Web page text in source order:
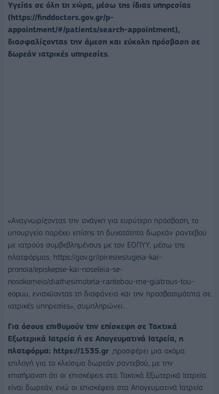
Υγείας σε όλη τη χώρα, μέσω της ίδιας υπηρεσίας
(https://finddoctors.gov.gr/p-
appointment/#/patients/search-appointment),
διασφαλίζοντας την άμεση και εύκολη πρόσβαση σε
δωρεάν ιατρικές υπηρεσίες.
«Αναγνωρίζοντας την ανάγκη για ευρύτερη πρόσβαση, το
υπουργείο παρέχει επίσης τη δυνατότητα δωρεάν ραντεβού
με ιατρούς συμβεβλημένους με τον ΕΟΠΥΥ, μέσω της
πλατφόρμας: https://gov.gr/ipiresies/ugeia-kai-
pronoia/episkepse-kai-noseleia-se-
nosokomeio/diathesimoteta-rantebou-me-giatrous-tou-
eopuu, ενισχύοντας τη διαφάνεια και την προσβασιμότητα σε
ιατρικές υπηρεσίες», συμπληρώνει.
Για όσους επιθυμούν την επίσκεψη σε Τακτικά
Εξωτερικά Ιατρεία ή σε Απογευματινά Ιατρεία, η
πλατφόρμα: https://1535.gr ,προσφέρει μια ακόμα
επιλογή για το κλείσιμο δωρεάν ραντεβού, με την
επισήμανση ότι οι επισκέψεις στα Τακτικά Εξωτερικά Ιατρεία
είναι δωρεάν, ενώ οι επισκέψεις στα Απογευματινά Ιατρεία